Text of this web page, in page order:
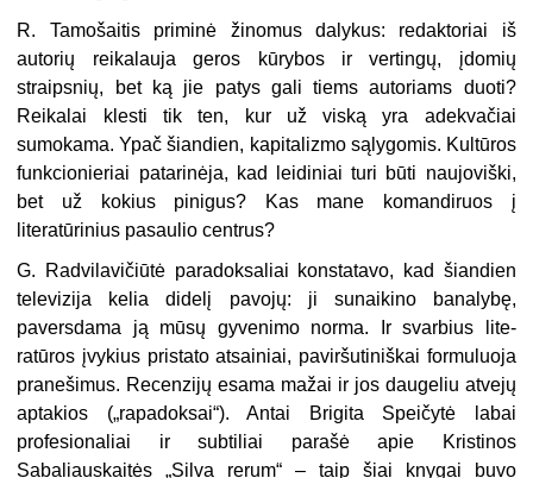
R. Tamošaitis priminė žinomus dalykus: redaktoriai iš
autorių reikalauja ge­ros kūrybos ir vertingų, įdomių
straipsnių, bet ką jie patys gali tiems autoriams duoti?
Reikalai klesti tik ten, kur už viską yra adekvačiai
sumokama. Ypač šian­dien, kapitalizmo sąlygomis. Kultūros
funkcionieriai patarinėja, kad leidiniai tu­ri būti naujoviški,
bet už kokius pinigus? Kas mane komandiruos į
literatūrinius pasaulio centrus?
G. Radvilavičiūtė paradoksaliai konstatavo, kad šiandien
televizija kelia didelį pavojų: ji sunaikino banalybę,
paversdama ją mūsų gyvenimo norma. Ir svarbius lite­
ratūros įvykius pristato atsainiai, paviršutiniškai formuluoja
pranešimus. Recenzijų esama mažai ir jos daugeliu atvejų
aptakios („rapadoksai“). Antai Brigita Speičytė labai
profesionaliai ir subtiliai parašė apie Kristinos
Sabaliauskaitės „Silva rerum“ – taip šiai knygai buvo